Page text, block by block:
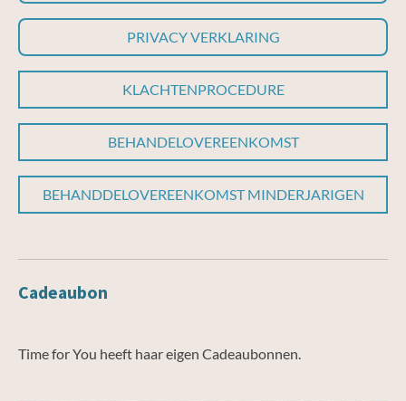
PRIVACY VERKLARING
KLACHTENPROCEDURE
BEHANDELOVEREENKOMST
BEHANDDELOVEREENKOMST MINDERJARIGEN
Cadeaubon
Time for You heeft haar eigen Cadeaubonnen.